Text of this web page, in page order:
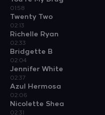
01:58
Twenty Two
02:13
Richelle Ryan
02:33
Bridgette B
02:04
Jennifer White
02:37
Azul Hermosa
02:06
Nicolette Shea
02:31